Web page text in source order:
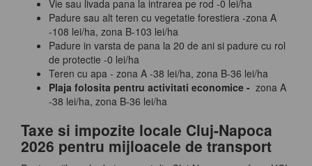
Vie sau livada pana la intrarea pe rod -0 lei/ha
Padure sau alt teren cu vegetatie forestiera -zona A
-108 lei/ha, zona B-103 lei/ha
Padure in varsta de pana la 20 de ani si padure cu rol
de protectie -0 lei/ha
Teren cu apa - zona A -38 lei/ha, zona B-36 lei/ha
Plaja folosita pentru activitati economice - zona A
-38 lei/ha, zona B-36 lei/ha
Taxe si impozite locale Cluj-Napoca
2026 pentru mijloacele de transport